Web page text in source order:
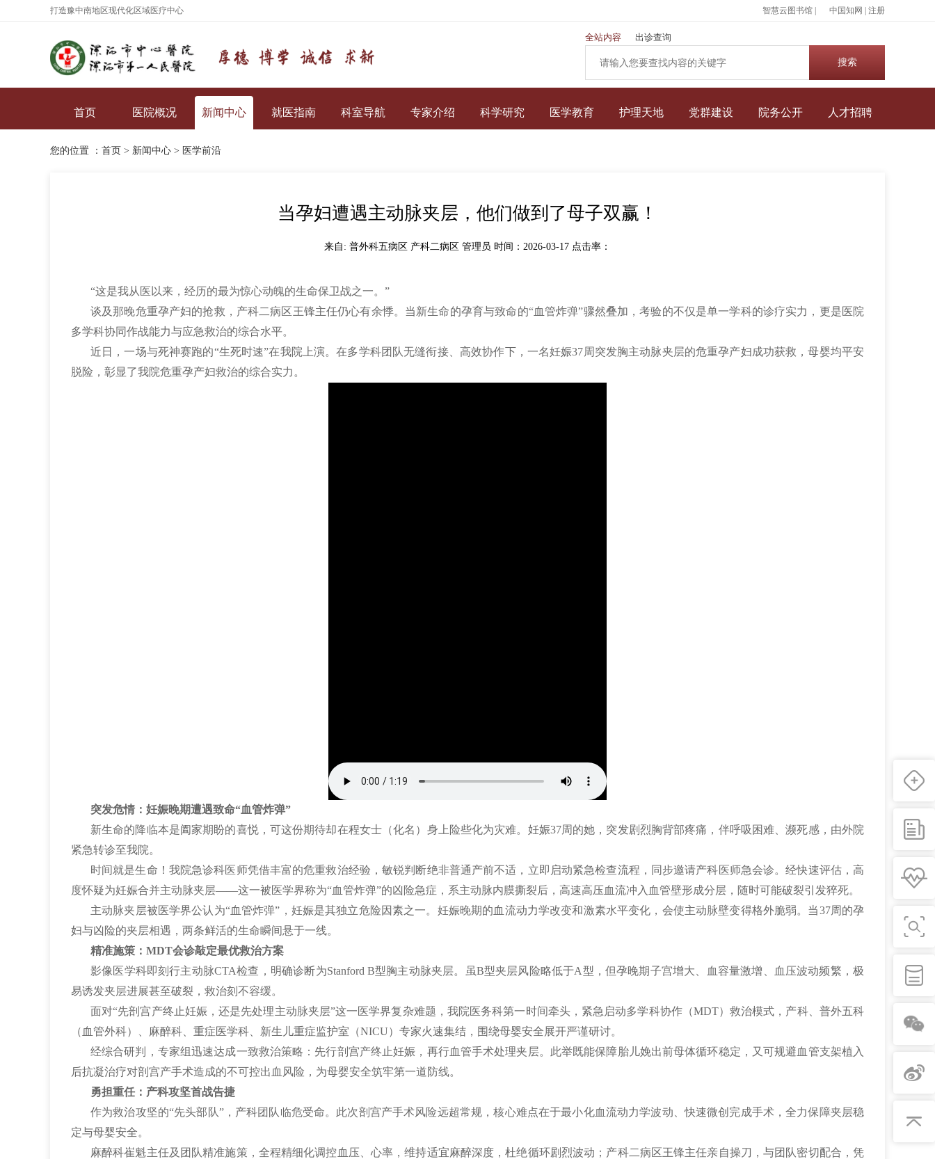
打造豫中南地区现代化区域医疗中心 智慧云图书馆 | 中国知网 注册
全站内容 出诊查询
首页 医院概况 新闻中心 就医指南 科室导航 专家介绍 科学研究 医学教育 护理天地 党群建设 院务公开 人才招聘
您的位置 ： 首页 > 新闻中心 > 医学前沿
当孕妇遭遇主动脉夹层，他们做到了母子双赢！
来自: 普外科五病区 产科二病区 管理员 时间：2026-03-17 点击率：
“这是我从医以来，经历的最为惊心动魄的生命保卫战之一。”
谈及那晚危重孕产妇的抢救，产科二病区王锋主任仍心有余悸。当新生命的孕育与致命的“血管炸弹”骤然叠加，考验的不仅是单一学科的诊疗实力，更是医院
多学科协同作战能力与应急救治的综合水平。
近日，一场与死神赛跑的“生死时速”在我院上演。在多学科团队无缝衔接、高效协作下，一名妊娠37周突发胸主动脉夹层的危重孕产妇成功获救，母婴均平安
脱险，彰显了我院危重孕产妇救治的综合实力。
突发危情：妊娠晚期遭遇致命“血管炸弹”
新生命的降临本是阖家期盼的喜悦，可这份期待却在程女士（化名）身上险些化为灾难。妊娠37周的她，突发剧烈胸背部疼痛，伴呼吸困难、濒死感，由外院
紧急转诊至我院。
时间就是生命！我院急诊科医师凭借丰富的危重救治经验，敏锐判断绝非普通产前不适，立即启动紧急检查流程，同步邀请产科医师急会诊。经快速评估，高
度怀疑为妊娠合并主动脉夹层——这一被医学界称为“血管炸弹”的凶险急症，系主动脉内膜撕裂后，高速高压血流冲入血管壁形成分层，随时可能破裂引发猝死。
主动脉夹层被医学界公认为“血管炸弹”，妊娠是其独立危险因素之一。妊娠晚期的血流动力学改变和激素水平变化，会使主动脉壁变得格外脆弱。当37周的孕
妇与凶险的夹层相遇，两条鲜活的生命瞬间悬于一线。
精准施策：MDT会诊敲定最优救治方案
影像医学科即刻行主动脉CTA检查，明确诊断为Stanford B型胸主动脉夹层。虽B型夹层风险略低于A型，但孕晚期子宫增大、血容量激增、血压波动频繁，极
易诱发夹层进展甚至破裂，救治刻不容缓。
面对“先剖宫产终止妊娠，还是先处理主动脉夹层”这一医学界复杂难题，我院医务科第一时间牵头，紧急启动多学科协作（MDT）救治模式，产科、普外五科
（血管外科）、麻醉科、重症医学科、新生儿重症监护室（NICU）专家火速集结，围绕母婴安全展开严谨研讨。
经综合研判，专家组迅速达成一致救治策略：先行剖宫产终止妊娠，再行血管手术处理夹层。此举既能保障胎儿娩出前母体循环稳定，又可规避血管支架植入
后抗凝治疗对剖宫产手术造成的不可控出血风险，为母婴安全筑牢第一道防线。
勇担重任：产科攻坚首战告捷
作为救治攻坚的“先头部队”，产科团队临危受命。此次剖宫产手术风险远超常规，核心难点在于最小化血流动力学波动、快速微创完成手术，全力保障夹层稳
定与母婴安全。
麻醉科崔魁主任及团队精准施策，全程精细化调控血压、心率，维持适宜麻醉深度，杜绝循环剧烈波动；产科二病区王锋主任亲自操刀，与团队密切配合，凭